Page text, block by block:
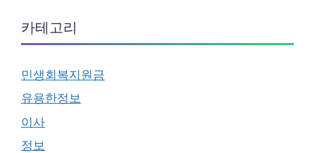
카테고리
민생회복지원금
유용한정보
이사
정보